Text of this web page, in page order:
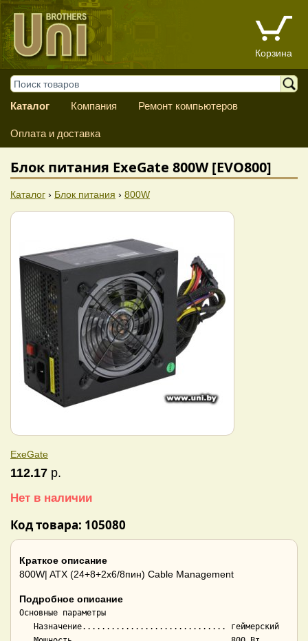
Корзина
Каталог Компания Ремонт компьютеров
Оплата и доставка
Блок питания ExeGate 800W [EVO800]
Каталог › Блок питания › 800W
ExeGate
112.17 р.
Нет в наличии
Код товара: 105080
Краткое описание
800W| ATX (24+8+2x6/8пин) Cable Management
Подробное описание
Основные параметры